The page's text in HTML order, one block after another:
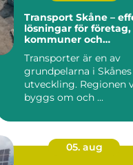
Transport Skåne –
lösningar för företag,
kommuner och
Transporter är en av
grundpelarna i Skånes
utveckling. Regionen
byggs om och ...
05. aug